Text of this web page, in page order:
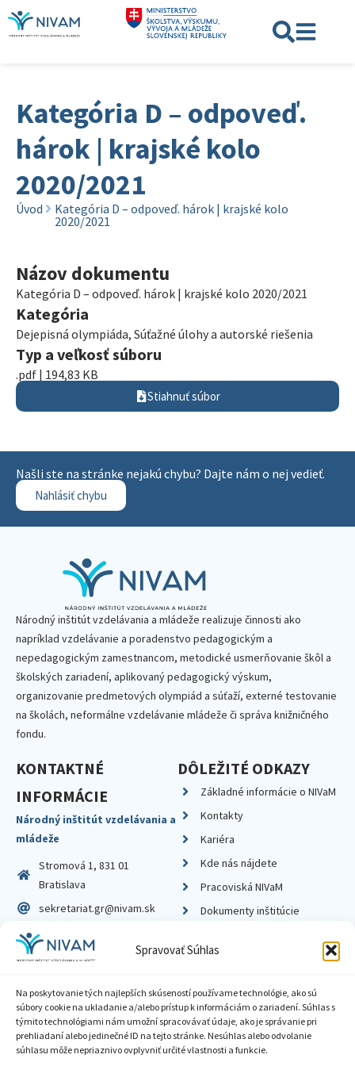
Spravovať Súhlas
Na poskytovanie tých najlepších skúseností používame technológie, ako sú
súbory cookie na ukladanie a/alebo prístup k informáciám o zariadení. Súhlas s
týmito technológiami nám umožní spracovávať údaje, ako je správanie pri
prehliadaní alebo jedinečné ID na tejto stránke. Nesúhlas alebo odvolanie
súhlasu môže nepriaznivo ovplyvniť určité vlastnosti a funkcie.
Kategória D – odpoveď.
hárok | krajské kolo
2020/2021
Úvod
Kategória D – odpoveď. hárok | krajské kolo
2020/2021
Názov dokumentu
Kategória D – odpoveď. hárok | krajské kolo 2020/2021
Kategória
Dejepisná olympiáda, Súťažné úlohy a autorské riešenia
Typ a veľkosť súboru
.pdf | 194,83 KB
Stiahnuť súbor
Našli ste na stránke nejakú chybu? Dajte nám o nej vedieť.
Nahlásiť chybu
Národný inštitút vzdelávania a mládeže realizuje činnosti ako
napríklad vzdelávanie a poradenstvo pedagogickým a
nepedagogickým zamestnancom, metodické usmerňovanie škôl a
školských zariadení, aplikovaný pedagogický výskum,
organizovanie predmetových olympiád a súťaží, externé testovanie
na školách, neformálne vzdelávanie mládeže či správa knižničného
fondu.
KONTAKTNÉ
INFORMÁCIE
Národný inštitút vzdelávania a
mládeže
Stromová 1, 831 01
Bratislava
sekretariat.gr@nivam.sk
IČO: 00164348
DIČ: 2020798714
DÔLEŽITÉ ODKAZY
Základné informácie o NIVaM
Kontakty
Kariéra
Kde nás nájdete
Pracoviská NIVaM
Dokumenty inštitúcie
Zásady ochrany súkromia